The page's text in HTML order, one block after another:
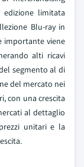
limitata
Blu-ray in
importante viene
alti ricavi
segmento al di
del mercato nei
con una crescita
al dettaglio
unitari e la